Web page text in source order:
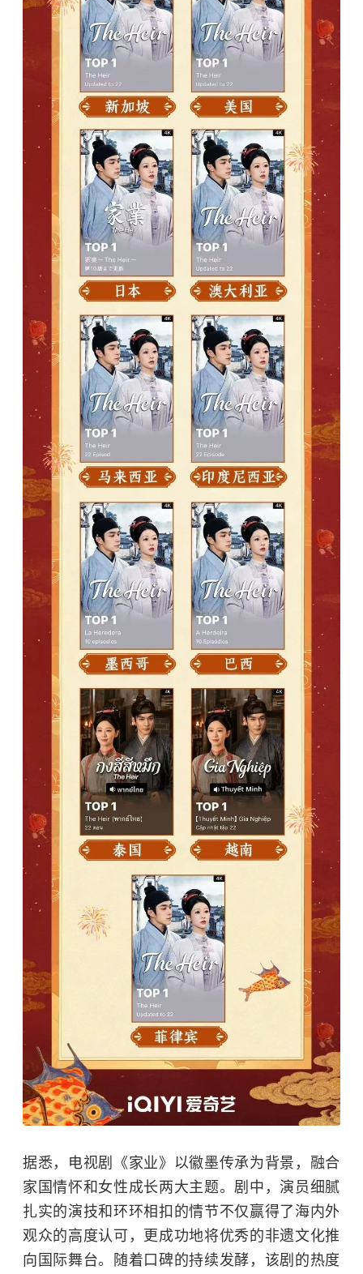
据悉，电视剧《家业》以徽墨传承为背景，融合
家国情怀和女性成长两大主题。剧中，演员细腻
扎实的演技和环环相扣的情节不仅赢得了海内外
观众的高度认可，更成功地将优秀的非遗文化推
向国际舞台。随着口碑的持续发酵，该剧的热度